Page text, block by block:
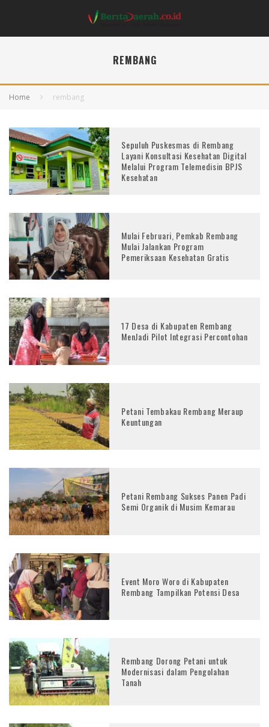
REMBANG
Home rembang
Sepuluh Puskesmas di Rembang
Layani Konsultasi Kesehatan Digital
Melalui Program Telemedisin BPJS
Kesehatan
Mulai Februari, Pemkab Rembang
Mulai Jalankan Program
Pemeriksaan Kesehatan Gratis
17 Desa di Kabupaten Rembang
MenJadi Pilot Integrasi Percontohan
Petani Tembakau Rembang Meraup
Keuntungan
Petani Rembang Sukses Panen Padi
Semi Organik di Musim Kemarau
Event Moro Woro di Kabupaten
Rembang Tampilkan Potensi Desa
Rembang Dorong Petani untuk
Modernisasi dalam Pengolahan
Tanah